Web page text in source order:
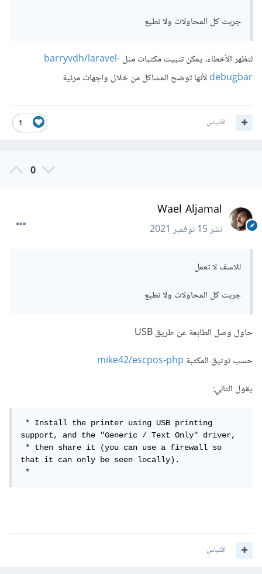
جربت كل المحاولات ولا تطبع
لتظهر الأخطاء، يمكن تثبيت مكتبات مثل barryvdh/laravel-
debugbarلأنها توضح المشاكل من خلال واجهات مرئية
1 اقتباس
0
Wael Aljamal
نشر15 نوفمبر 2021
للاسف لا تعمل
جربت كل المحاولات ولا تطبع
حاول وصل الطابعة عن طريق USB
حسب توثيق المكتبة mike42/escpos-php
يقول التالي:
* Install the printer using USB printing
support, and the "Generic / Text Only" driver,
* then share it (you can use a firewall so
that it can only be seen locally).
*
اقتباس